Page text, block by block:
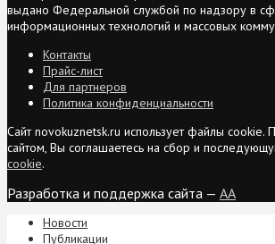
выдано Федеральной службой по надзору в
информационных технологий и массовых
Контакты
Прайс-лист
Для партнеров
Политика конфиденциальности
Сайт novokuznetsk.ru использует файлы cookie.
сайтом, Вы соглашаетесь на сбор и
cookie.
Разработка и поддержка сайта — AA
Новости
Публикации